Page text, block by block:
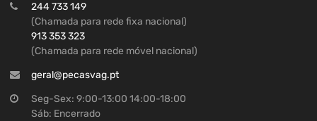
244 733 149
(Chamada para rede fixa nacional)
913 353 323
(Chamada para rede móvel nacional)
geral@pecasvag.pt
Seg-Sex: 9:00-13:00 14:00-18:00
Sáb: Encerrado